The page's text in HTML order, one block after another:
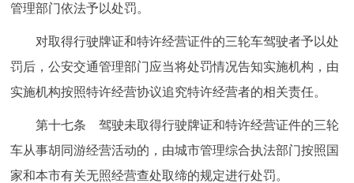
管理部门依法予以处罚。
对取得行驶牌证和特许经营证件的三轮车驾驶者予以处
罚后，公安交通管理部门应当将处罚情况告知实施机构，由
实施机构按照特许经营协议追究特许经营者的相关责任。
第十七条 驾驶未取得行驶牌证和特许经营证件的三轮
车从事胡同游经营活动的，由城市管理综合执法部门按照国
家和本市有关无照经营查处取缔的规定进行处罚。